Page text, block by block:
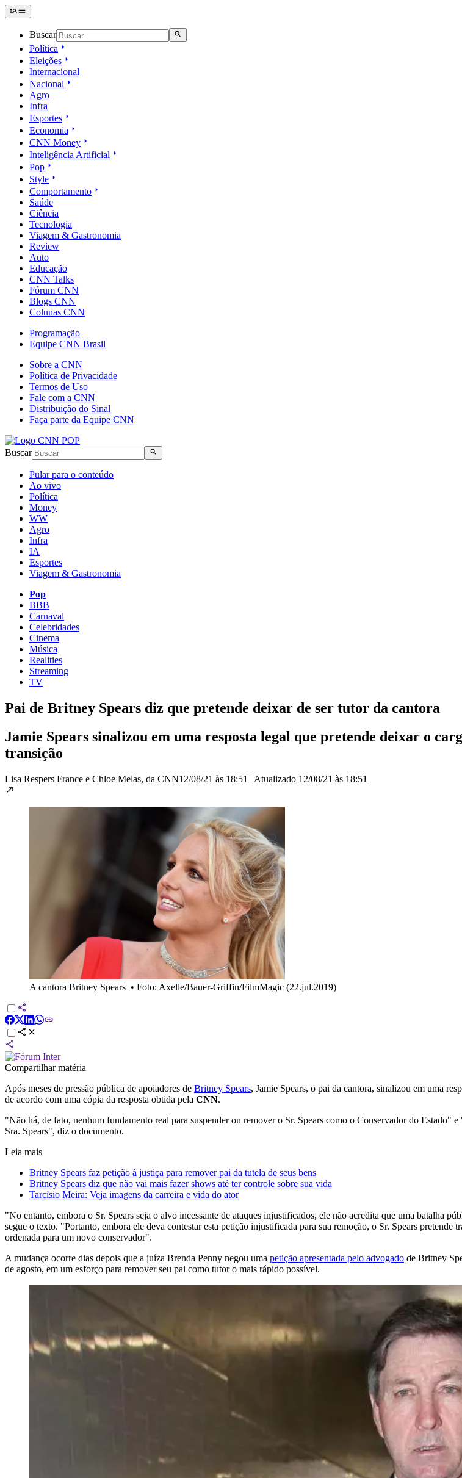
Buscar
Política
Eleições
Internacional
Nacional
Agro
Infra
Esportes
Economia
CNN Money
Inteligência Artificial
Pop
Style
Comportamento
Saúde
Ciência
Tecnologia
Viagem & Gastronomia
Review
Auto
Educação
CNN Talks
Fórum CNN
Blogs CNN
Colunas CNN
Programação
Equipe CNN Brasil
Sobre a CNN
Política de Privacidade
Termos de Uso
Fale com a CNN
Distribuição do Sinal
Faça parte da Equipe CNN
Buscar
Pular para o conteúdo
Ao vivo
Política
Money
WW
Agro
Infra
IA
Esportes
Viagem & Gastronomia
Pop
BBB
Carnaval
Celebridades
Cinema
Música
Realities
Streaming
TV
Pai de Britney Spears diz que pretende deixar de ser tutor da cantora
Jamie Spears sinalizou em uma resposta legal que pretende deixar o
transição
Lisa Respers France e Chloe Melas, da CNN12/08/21 às 18:51 | Atualizado 12/08/21 às 18:51
A cantora Britney Spears • Foto: Axelle/Bauer-Griffin/FilmMagic (22.jul.2019)
Compartilhar matéria
Após meses de pressão pública de apoiadores de Britney Spears, Jamie Spears, o pai da cantora, sinalizou em uma
de acordo com uma cópia da resposta obtida pela CNN.
"Não há, de fato, nenhum fundamento real para suspender ou remover o Sr. Spears como o Conservador do Estado"
Sra. Spears", diz o documento.
Leia mais
Britney Spears faz petição à justiça para remover pai da tutela de seus bens
Britney Spears diz que não vai mais fazer shows até ter controle sobre sua vida
Tarcísio Meira: Veja imagens da carreira e vida do ator
"No entanto, embora o Sr. Spears seja o alvo incessante de ataques injustificados, ele não acredita que uma batalha
segue o texto. "Portanto, embora ele deva contestar esta petição injustificada para sua remoção, o Sr. Spears
ordenada para um novo conservador".
A mudança ocorre dias depois que a juíza Brenda Penny negou uma petição apresentada pelo advogado de Britney
de agosto, em um esforço para remover seu pai como tutor o mais rápido possível.